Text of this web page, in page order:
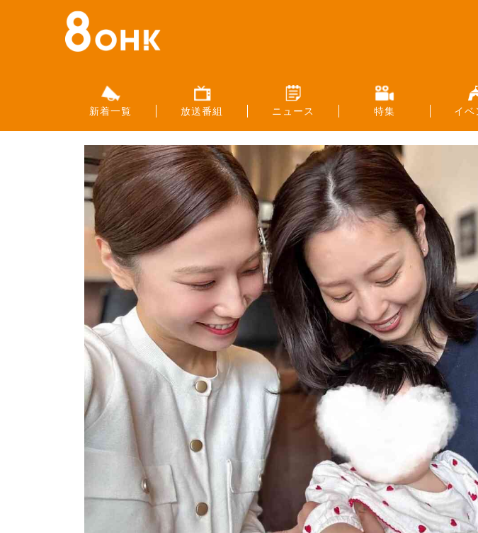
新着一覧 放送番組 ニュース 特集 イベ